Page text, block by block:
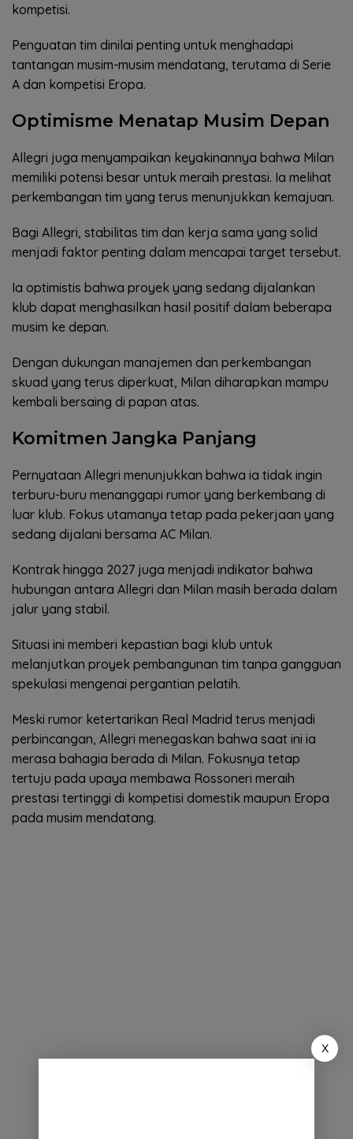
kompetisi.
Penguatan tim dinilai penting untuk menghadapi
tantangan musim-musim mendatang, terutama di Serie
A dan kompetisi Eropa.
Optimisme Menatap Musim Depan
Allegri juga menyampaikan keyakinannya bahwa Milan
memiliki potensi besar untuk meraih prestasi. Ia melihat
perkembangan tim yang terus menunjukkan kemajuan.
Bagi Allegri, stabilitas tim dan kerja sama yang solid
menjadi faktor penting dalam mencapai target tersebut.
Ia optimistis bahwa proyek yang sedang dijalankan
klub dapat menghasilkan hasil positif dalam beberapa
musim ke depan.
Dengan dukungan manajemen dan perkembangan
skuad yang terus diperkuat, Milan diharapkan mampu
kembali bersaing di papan atas.
Komitmen Jangka Panjang
Pernyataan Allegri menunjukkan bahwa ia tidak ingin
terburu-buru menanggapi rumor yang berkembang di
luar klub. Fokus utamanya tetap pada pekerjaan yang
sedang dijalani bersama AC Milan.
Kontrak hingga 2027 juga menjadi indikator bahwa
hubungan antara Allegri dan Milan masih berada dalam
jalur yang stabil.
Situasi ini memberi kepastian bagi klub untuk
melanjutkan proyek pembangunan tim tanpa gangguan
spekulasi mengenai pergantian pelatih.
Meski rumor ketertarikan Real Madrid terus menjadi
perbincangan, Allegri menegaskan bahwa saat ini ia
merasa bahagia berada di Milan. Fokusnya tetap
tertuju pada upaya membawa Rossoneri meraih
prestasi tertinggi di kompetisi domestik maupun Eropa
pada musim mendatang.
X